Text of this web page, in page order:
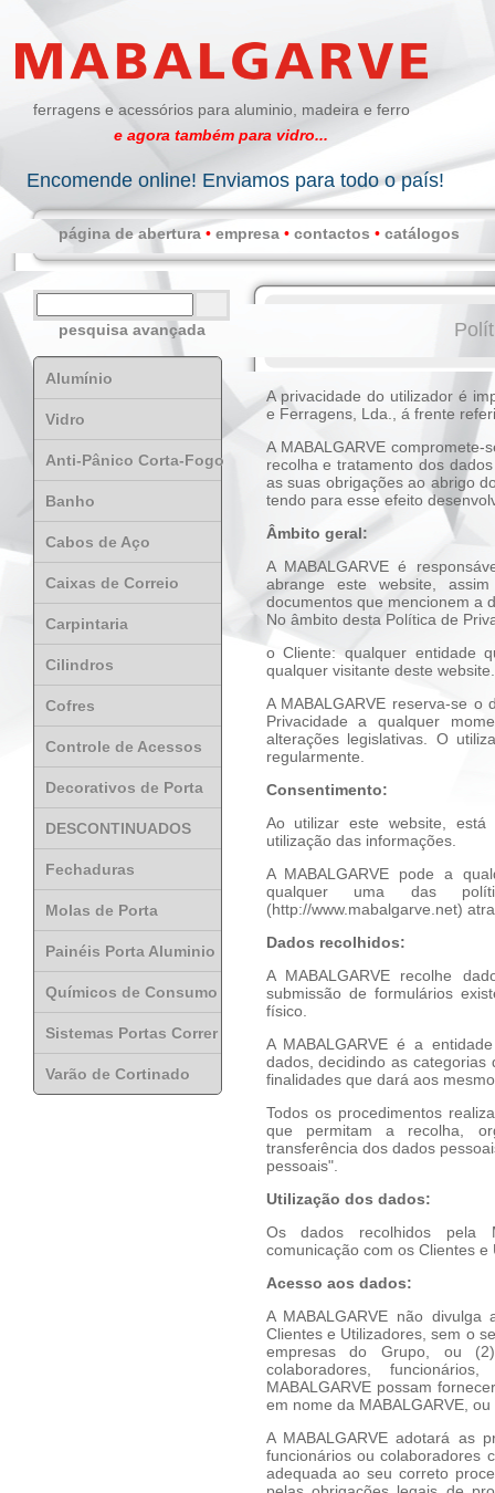
ferragens e acessórios para aluminio, madeira e ferro
e agora também para vidro...
Encomende online! Enviamos para todo o país!
página de abertura • empresa • contactos • catálogos
pesquisa avançada
Alumínio
Vidro
Anti-Pânico Corta-Fogo
Banho
Cabos de Aço
Caixas de Correio
Carpintaria
Cilindros
Cofres
Controle de Acessos
Decorativos de Porta
DESCONTINUADOS
Fechaduras
Molas de Porta
Painéis Porta Aluminio
Químicos de Consumo
Sistemas Portas Correr
Varão de Cortinado
A privacidade do utilizador é
e Ferragens, Lda., á frente
A MABALGARVE
recolha e tratamento dos
as suas obrigações ao abrigo
tendo para esse efeito
Âmbito geral:
A MABALGARVE é
abrange este website,
documentos que mencionem a
No âmbito desta Política de
o Cliente: qualquer entidade
qualquer visitante deste website.
A MABALGARVE reserva-se
Privacidade a qualquer
alterações legislativas. O
regularmente.
Consentimento:
Ao utilizar este website,
utilização das informações.
A MABALGARVE pode a
qualquer uma das
(http://www.mabalgarve.net)
Dados recolhidos:
A MABALGARVE recolhe
submissão de formulários
físico.
A MABALGARVE é a
dados, decidindo as
finalidades que dará aos
Todos os procedimentos
que permitam a recolha,
transferência dos dados
pessoais".
Utilização dos dados:
Os dados recolhidos pela
comunicação com os Clientes e
Acesso aos dados:
A MABALGARVE não
Clientes e Utilizadores, sem o
empresas do Grupo, ou
colaboradores,
MABALGARVE possam
em nome da MABALGARVE,
A MABALGARVE adotará as
funcionários ou colaboradores
adequada ao seu correto